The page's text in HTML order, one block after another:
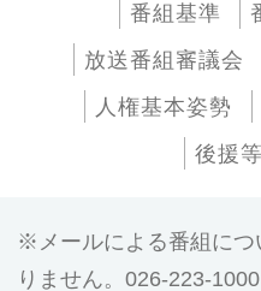
番組基準
放送番組審議会
人権基本姿勢
後援
メールによる番組に
りません。026-223-